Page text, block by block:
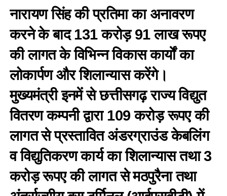
नारायण सिंह की प्रतिमा का अनावरण
करने के बाद 131 करोड़ 91 लाख रूपए
की लागत के विभिन्न विकास कार्याें का
लोकार्पण और शिलान्यास करेंगे।
मुख्यमंत्री इनमें से छत्तीसगढ़ राज्य विद्युत
वितरण कम्पनी द्वारा 109 करोड़ रूपए की
लागत से प्रस्तावित अंडरग्राउंड केबलिंग
व विद्युतिकरण कार्य का शिलान्यास तथा 3
करोड़ रूपए की लागत से मठपुरैना तथा